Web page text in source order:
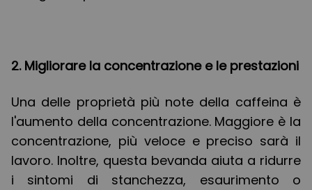
2. Migliorare la concentrazione e le prestazioni
Una delle proprietà più note della caffeina è
l'aumento della concentrazione. Maggiore è la
concentrazione, più veloce e preciso sarà il
lavoro. Inoltre, questa bevanda aiuta a ridurre
i sintomi di stanchezza, esaurimento o